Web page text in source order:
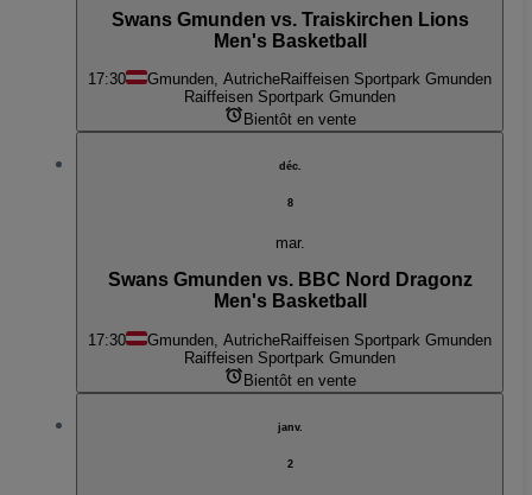
Swans Gmunden vs. Traiskirchen Lions
Men's Basketball
17:30 Gmunden, AutricheRaiffeisen Sportpark Gmunden
Raiffeisen Sportpark Gmunden
Bientôt en vente
déc.
8
mar.
Swans Gmunden vs. BBC Nord Dragonz
Men's Basketball
17:30 Gmunden, AutricheRaiffeisen Sportpark Gmunden
Raiffeisen Sportpark Gmunden
Bientôt en vente
janv.
2